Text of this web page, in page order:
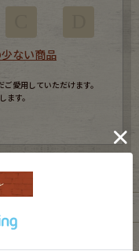
ない商品
愛用していただけます。
ます。